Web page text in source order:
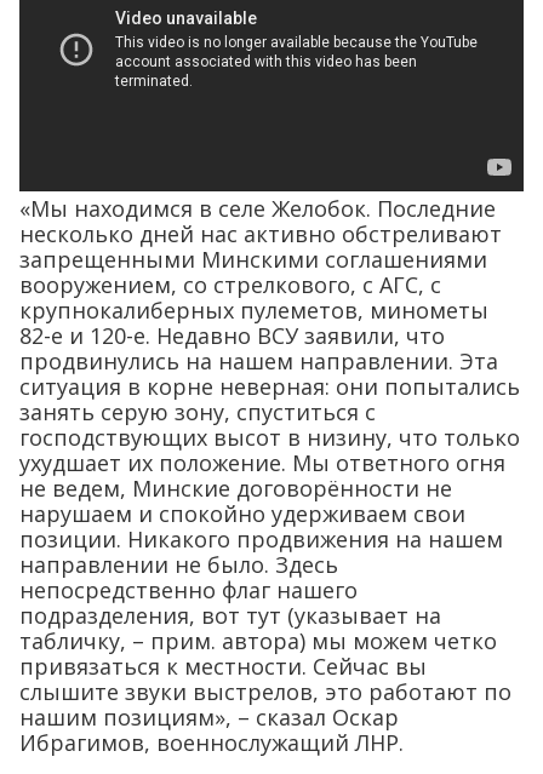
«Мы находимся в селе Желобок. Последние
несколько дней нас активно обстреливают
запрещенными Минскими соглашениями
вооружением, со стрелкового, с АГС, с
крупнокалиберных пулеметов, минометы
82-е и 120-е. Недавно ВСУ заявили, что
продвинулись на нашем направлении. Эта
ситуация в корне неверная: они попытались
занять серую зону, спуститься с
господствующих высот в низину, что только
ухудшает их положение. Мы ответного огня
не ведем, Минские договорённости не
нарушаем и спокойно удерживаем свои
позиции. Никакого продвижения на нашем
направлении не было. Здесь
непосредственно флаг нашего
подразделения, вот тут (указывает на
табличку, – прим. автора) мы можем четко
привязаться к местности. Сейчас вы
слышите звуки выстрелов, это работают по
нашим позициям», – сказал Оскар
Ибрагимов, военнослужащий ЛНР.